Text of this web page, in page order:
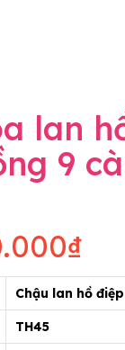
lan
9
Chậu lan hồ
TH45